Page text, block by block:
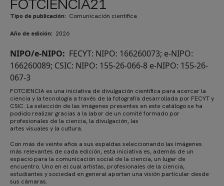
FOTCIENCIA21
Tipo de publicación Comunicación científica
Año de edición 2026
NIPO/e-NIPO
FECYT: NIPO: 166260073; e-NIPO:
166260089; CSIC: NIPO: 155-26-066-8 e-NIPO: 155-26-
067-3
FOTCIENCIA es una iniciativa de divulgación científica para acercar la
ciencia y la tecnología a través de la fotografía desarrollada por FECYT y
CSIC. La selección de las imágenes presentes en este catálogo se ha
podido realizar gracias a la labor de un comité formado por
profesionales de la ciencia, la divulgación, las
artes visuales y la cultura.
Con más de veinte años a sus espaldas seleccionando las imágenes
más relevantes de cada edición, esta iniciativa es, además de un
espacio para la comunicación social de la ciencia, un lugar de
encuentro. Uno en el cual artistas, profesionales de la ciencia,
estudiantes y sociedad en general aportan una visión particular desde
sus cámaras.